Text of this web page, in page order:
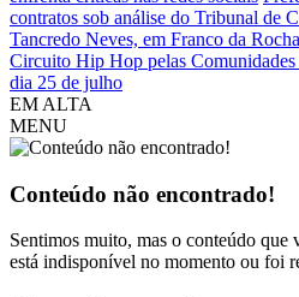
contratos sob análise do Tribunal de
Tancredo Neves, em Franco da
Circuito Hip Hop pelas
dia 25 de julho
EM ALTA
MENU
Conteúdo não encontrado!
Sentimos muito, mas o conteúdo que
está indisponível no momento ou foi